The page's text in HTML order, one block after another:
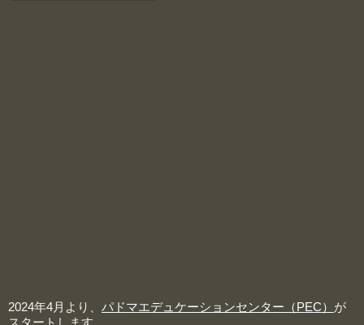
2024年4月より、 パドマエデュケーションセンター（PEC） が
スタートします